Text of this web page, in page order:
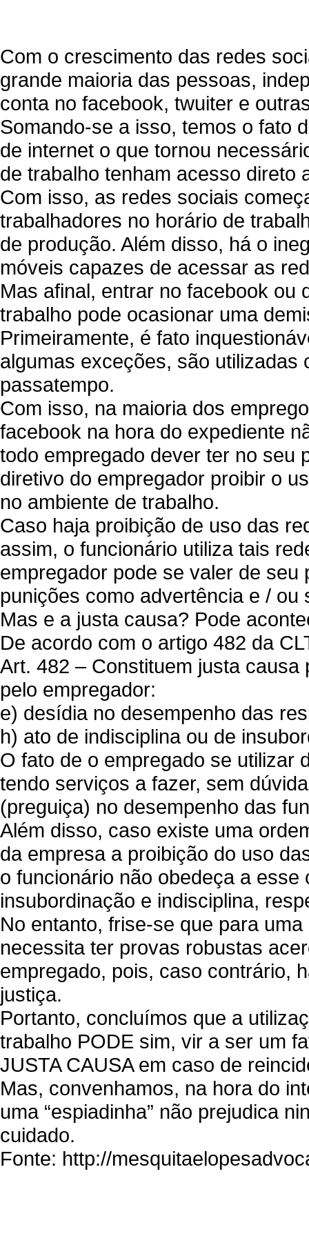
Com o crescimento das redes
grande maioria das pessoas,
conta no facebook, twuiter e
Somando-se a isso, temos o fato
de internet o que tornou
de trabalho tenham acesso direto
Com isso, as redes sociais
trabalhadores no horário de
de produção. Além disso, há o
móveis capazes de acessar as
Mas afinal, entrar no facebook ou
trabalho pode ocasionar uma
Primeiramente, é fato
algumas exceções, são
passatempo.
Com isso, na maioria dos
facebook na hora do expediente
todo empregado dever ter no seu
diretivo do empregador proibir o
no ambiente de trabalho.
Caso haja proibição de uso das
assim, o funcionário utiliza tais
empregador pode se valer de
punições como advertência e / ou
Mas e a justa causa? Pode
De acordo com o artigo 482 da
Art. 482 – Constituem justa
pelo empregador:
e) desídia no desempenho das
h) ato de indisciplina ou de
O fato de o empregado se utilizar
tendo serviços a fazer, sem
(preguiça) no desempenho das
Além disso, caso existe uma
da empresa a proibição do uso
o funcionário não obedeça a
insubordinação e indisciplina,
No entanto, frise-se que para
necessita ter provas robustas
empregado, pois, caso contrário,
justiça.
Portanto, concluímos que a
trabalho PODE sim, vir a ser um
JUSTA CAUSA em caso de
Mas, convenhamos, na hora do
uma “espiadinha” não prejudica
cuidado.
Fonte: http://